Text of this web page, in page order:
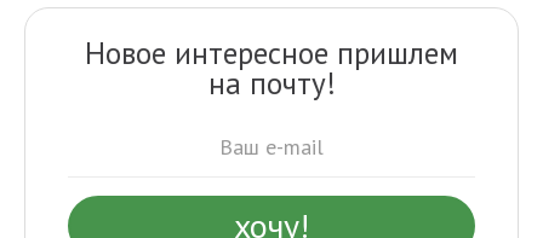
Новое интересное пришлем
на почту!